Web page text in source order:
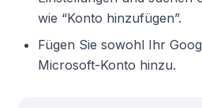
wie “Konto hinzufügen”.
Fügen Sie sowohl Ihr
Microsoft-Konto hinzu.